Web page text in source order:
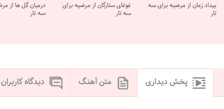
بیداد زمان از مرضیه برای سه
تار
غوغای ستارگان از مرضیه برای
سه تار
درمیان گل ها از
سه تار
پخش دیداری متن آهنگ دیدگاه کاربران